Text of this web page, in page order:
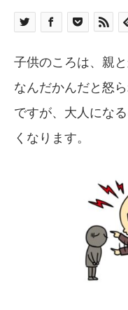
子供のころは、親
なんだかんだと怒
ですが、大人にな
くなります。